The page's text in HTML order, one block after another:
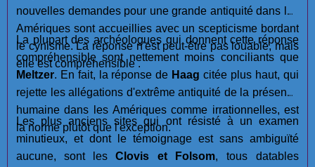
nouvelles demandes pour une grande antiquité dans les
Amériques sont accueillies avec un scepticisme bordant
le cynisme. La réponse n'est peut-être pas louable, mais
elle est compréhensible .
La plupart des archéologues qui donnent cette réponse
compréhensible sont nettement moins conciliants que
Meltzer. En fait, la réponse de Haag citée plus haut, qui
rejette les allégations d'extrême antiquité de la présence
humaine dans les Amériques comme irrationnelles, est
la norme plutôt que l'exception.
Les plus anciens sites qui ont résisté à un examen
minutieux, et dont le témoignage est sans ambiguïté
aucune, sont les Clovis et Folsom, tous datables